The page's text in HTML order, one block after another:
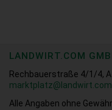
LANDWIRT.COM
Rechbauerstraße 4/1/4,
marktplatz@landwirt.com
Alle Angaben ohne